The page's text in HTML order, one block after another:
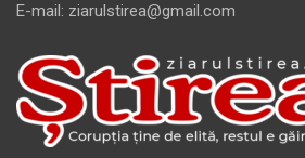
E-mail: ziarulstirea@gmail.com